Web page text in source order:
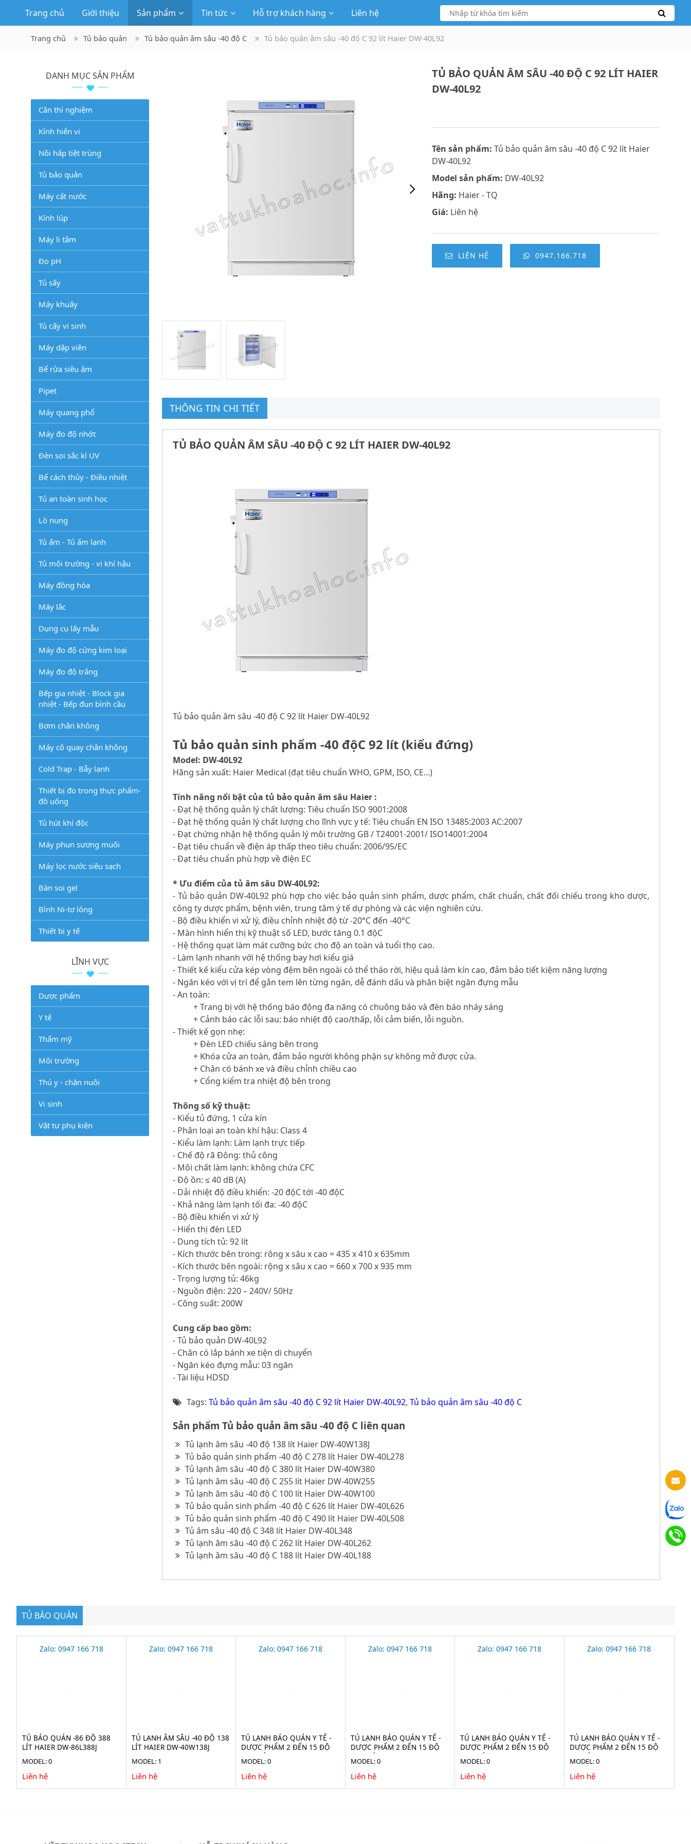
Trang chủ Giới thiệu Sản phẩm Tin tức Hỗ trợ khách hàng Liên hệ
Trang chủ Tủ bảo quản Tủ bảo quản âm sâu -40 độ C Tủ bảo quản âm sâu -40 độ C 92 lít Haier DW-40L92
TỦ BẢO QUẢN ÂM SÂU -40 ĐỘ C 92 LÍT HAIER
DW-40L92
Tên sản phẩm: Tủ bảo quản âm sâu -40 độ C 92 lít Haier
DW-40L92
Model sản phẩm: DW-40L92
Hãng: Haier - TQ
Giá: Liên hệ
LIÊN HỆ 0947.166.718
THÔNG TIN CHI TIẾT
TỦ BẢO QUẢN ÂM SÂU -40 ĐỘ C 92 LÍT HAIER DW-40L92
Tủ bảo quản âm sâu -40 độ C 92 lít Haier DW-40L92
Tủ bảo quản sinh phẩm -40 độC 92 lít (kiểu đứng)
Model: DW-40L92
Hãng sản xuất: Haier Medical (đạt tiêu chuẩn WHO, GPM, ISO, CE...)
Tính năng nổi bật của tủ bảo quản âm sâu Haier :
- Đạt hệ thống quản lý chất lượng: Tiêu chuẩn ISO 9001:2008
- Đạt hệ thống quản lý chất lượng cho lĩnh vực y tế: Tiêu chuẩn EN ISO 13485:2003 AC:2007
- Đạt chứng nhận hệ thống quản lý môi trường GB / T24001-2001/ ISO14001:2004
- Đạt tiêu chuẩn về điện áp thấp theo tiêu chuẩn: 2006/95/EC
- Đạt tiêu chuẩn phù hợp về điện EC
* Ưu điểm của tủ âm sâu DW-40L92:
- Tủ bảo quản DW-40L92 phù hợp cho việc bảo quản sinh phẩm, dược phẩm, chất chuẩn, chất đối chiếu trong kho dược,
công ty dược phẩm, bệnh viên, trung tâm ý tế dự phòng và các viện nghiên cứu.
- Bộ điều khiển vi xử lý, điều chỉnh nhiệt độ từ -20°C đến -40°C
- Màn hình hiển thị kỹ thuật số LED, bước tăng 0.1 độC
- Hệ thống quạt làm mát cưỡng bức cho độ an toàn và tuổi thọ cao.
- Làm lạnh nhanh với hệ thống bay hơi kiểu giá
- Thiết kế kiểu cửa kép vòng đệm bên ngoài có thể tháo rời, hiệu quả làm kín cao, đảm bảo tiết kiệm năng lượng
- Ngăn kéo với vị trí để gắn tem lên từng ngăn, dễ đánh dấu và phân biệt ngăn đựng mẫu
- An toàn:
+ Trang bị với hệ thống báo động đa năng có chuông báo và đèn báo nháy sáng
+ Cảnh báo các lỗi sau: báo nhiệt độ cao/thấp, lỗi cảm biến, lỗi nguồn.
- Thiết kế gọn nhẹ:
+ Đèn LED chiếu sáng bên trong
+ Khóa cửa an toàn, đảm bảo người không phận sự không mở được cửa.
+ Chân có bánh xe và điều chỉnh chiều cao
+ Cổng kiểm tra nhiệt độ bên trong
Thông số kỹ thuật:
- Kiểu tủ đứng, 1 cửa kín
- Phân loại an toàn khí hậu: Class 4
- Kiểu làm lạnh: Làm lạnh trực tiếp
- Chế độ rã Đông: thủ công
- Môi chất làm lạnh: không chứa CFC
- Độ ồn: ≤ 40 dB (A)
- Dải nhiệt độ điều khiển: -20 độC tới -40 độC
- Khả năng làm lạnh tối đa: -40 độC
- Bộ điều khiển vi xử lý
- Hiển thị đèn LED
- Dung tích tủ: 92 lít
- Kích thước bên trong: rông x sâu x cao = 435 x 410 x 635mm
- Kích thước bên ngoài: rộng x sâu x cao = 660 x 700 x 935 mm
- Trọng lượng tủ: 46kg
- Nguồn điện: 220 – 240V/ 50Hz
- Công suất: 200W
Cung cấp bao gồm:
- Tủ bảo quản DW-40L92
- Chân có lắp bánh xe tiện di chuyển
- Ngăn kéo đựng mẫu: 03 ngăn
- Tài liệu HDSD
Tags: Tủ bảo quản âm sâu -40 độ C 92 lít Haier DW-40L92, Tủ bảo quản âm sâu -40 độ C
Sản phẩm Tủ bảo quản âm sâu -40 độ C liên quan
Tủ lạnh âm sâu -40 độ 138 lít Haier DW-40W138J
Tủ bảo quản sinh phẩm -40 độ C 278 lít Haier DW-40L278
Tủ lạnh âm sâu -40 độ C 380 lít Haier DW-40W380
Tủ lạnh âm sâu -40 độ C 255 lít Haier DW-40W255
Tủ lạnh âm sâu -40 độ C 100 lít Haier DW-40W100
Tủ bảo quản sinh phẩm -40 độ C 626 lít Haier DW-40L626
Tủ bảo quản sinh phẩm -40 độ C 490 lít Haier DW-40L508
Tủ âm sâu -40 độ C 348 lít Haier DW-40L348
Tủ lạnh âm sâu -40 độ C 262 lít Haier DW-40L262
Tủ lạnh âm sâu -40 độ C 188 lít Haier DW-40L188
DANH MỤC SẢN PHẨM
Cân thí nghiệm
Kính hiển vi
Nồi hấp tiệt trùng
Tủ bảo quản
Máy cất nước
Kính lúp
Máy li tâm
Đo pH
Tủ sấy
Máy khuấy
Tủ cấy vi sinh
Máy dập viên
Bể rửa siêu âm
Pipet
Máy quang phổ
Máy đo độ nhớt
Đèn soi sắc kí UV
Bể cách thủy - Điều nhiệt
Tủ an toàn sinh học
Lò nung
Tủ ấm - Tủ ấm lạnh
Tủ môi trường - vi khí hậu
Máy đồng hóa
Máy lắc
Dụng cụ lấy mẫu
Máy đo độ cứng kim loại
Máy đo độ trắng
Bếp gia nhiệt - Block gia
nhiệt - Bếp đun bình cầu
Bơm chân không
Máy cô quay chân không
Cold Trap - Bẫy lạnh
Thiết bị đo trong thực phẩm-
đồ uống
Tủ hút khí độc
Máy phun sương muối
Máy lọc nước siêu sạch
Bàn soi gel
Bình Ni-tơ lỏng
Thiết bị y tế
LĨNH VỰC
Dược phẩm
Y tế
Thẩm mỹ
Môi trường
Thú y - chăn nuôi
Vi sinh
Vật tư phụ kiện
TỦ BẢO QUẢN
Zalo: 0947 166 718
TỦ BẢO QUẢN -86 ĐỘ 388
LÍT HAIER DW-86L388J
MODEL: 0
Liên hệ
Zalo: 0947 166 718
TỦ LẠNH ÂM SÂU -40 ĐỘ 138
LÍT HAIER DW-40W138J
MODEL: 1
Liên hệ
Zalo: 0947 166 718
TỦ LẠNH BẢO QUẢN Y TẾ -
DƯỢC PHẨM 2 ĐẾN 15 ĐỘ
2100 LÍT EVERMED LR 2100
(ADVANCED)
MODEL: 0
Liên hệ
Zalo: 0947 166 718
TỦ LẠNH BẢO QUẢN Y TẾ -
DƯỢC PHẨM 2 ĐẾN 15 ĐỘ
1365 LÍT LR 1365
(ADVANCED)
MODEL: 0
Liên hệ
Zalo: 0947 166 718
TỦ LẠNH BẢO QUẢN Y TẾ -
DƯỢC PHẨM 2 ĐẾN 15 ĐỘ
1160 LÍT LR 1160
MODEL: 0
Liên hệ
Zalo: 0947 166 718
TỦ LẠNH BẢO QUẢN Y TẾ -
DƯỢC PHẨM 2 ĐẾN 15 ĐỘ
925 LÍT LR 925 (ADVANCED)
MODEL: 0
Liên hệ